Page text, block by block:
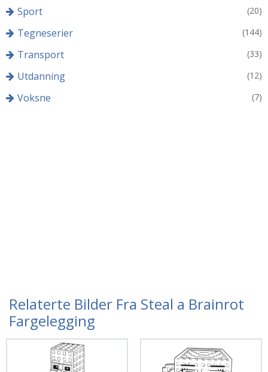
Sport (20)
Tegneserier (144)
Transport (33)
Utdanning (12)
Voksne (7)
Relaterte Bilder Fra Steal a Brainrot
Fargelegging